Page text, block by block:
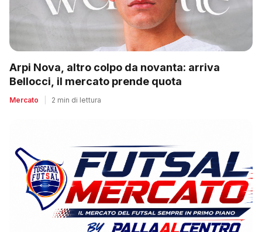
Arpi Nova, altro colpo da novanta: arriva
Bellocci, il mercato prende quota
Mercato 2 min di lettura